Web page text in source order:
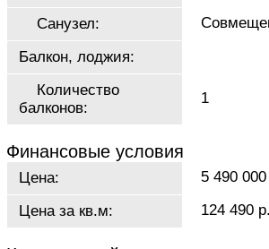
Санузел:
Балкон, лоджия:
Количество
балконов:
1
Финансовые условия
Цена:
5 490
Цена за кв.м:
124 490 р.